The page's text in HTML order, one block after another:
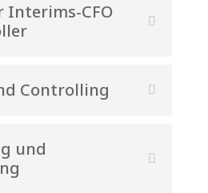
Interims-CFO
Controlling
und